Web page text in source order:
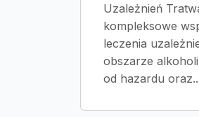
Uzależnień
kompleksowe
leczenia
obszarze
od hazardu